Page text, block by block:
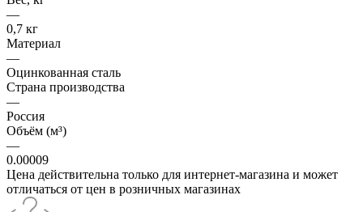
—
0,7 кг
Материал
—
Оцинкованная сталь
Страна производства
—
Россия
Объём (м³)
—
0.00009
Цена действительна только для интернет-магазина и может
отличаться от цен в розничных магазинах